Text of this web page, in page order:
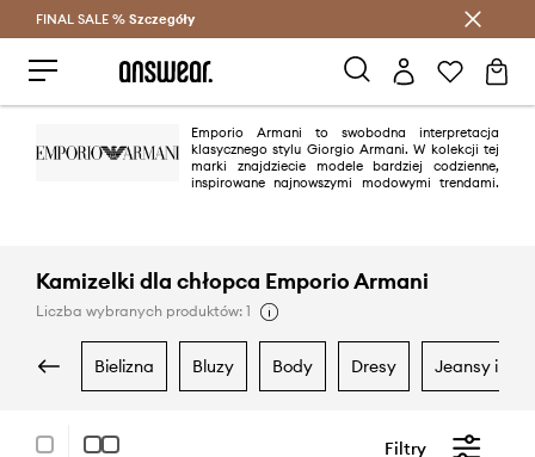
Oszczędzaj z Answear Club >
FINAL SALE % Szczegóły
Emporio Armani to swobodna interpretacja
klasycznego stylu Giorgio Armani. W kolekcji tej
marki znajdziecie modele bardziej codzienne,
inspirowane najnowszymi modowymi trendami.
Kamizelki dla chłopca Emporio Armani
Liczba wybranych produktów: 1
bielizna bluzy body dresy jeansy i
Filtry